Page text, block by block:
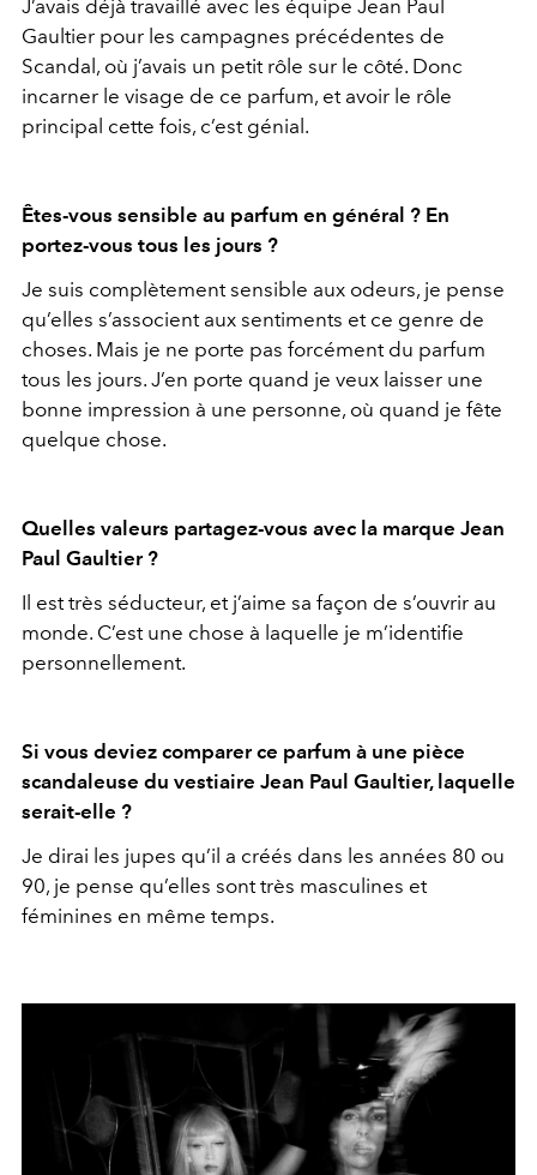
J’avais déjà travaillé avec les équipe Jean Paul
Gaultier pour les campagnes précédentes de
Scandal, où j’avais un petit rôle sur le côté. Donc
incarner le visage de ce parfum, et avoir le rôle
principal cette fois, c’est génial.
Êtes-vous sensible au parfum en général ? En
portez-vous tous les jours ?
Je suis complètement sensible aux odeurs, je pense
qu’elles s’associent aux sentiments et ce genre de
choses. Mais je ne porte pas forcément du parfum
tous les jours. J’en porte quand je veux laisser une
bonne impression à une personne, où quand je fête
quelque chose.
Quelles valeurs partagez-vous avec la marque Jean
Paul Gaultier ?
Il est très séducteur, et j’aime sa façon de s’ouvrir au
monde. C’est une chose à laquelle je m’identifie
personnellement.
Si vous deviez comparer ce parfum à une pièce
scandaleuse du vestiaire Jean Paul Gaultier, laquelle
serait-elle ?
Je dirai les jupes qu’il a créés dans les années 80 ou
90, je pense qu’elles sont très masculines et
féminines en même temps.